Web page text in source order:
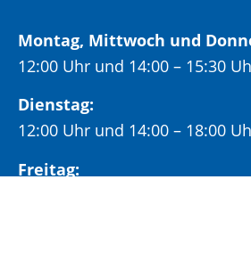
Montag, Mittwoch und
12:00 Uhr und 14:00 – 15:30
12:00 Uhr und 14:00 – 18:00